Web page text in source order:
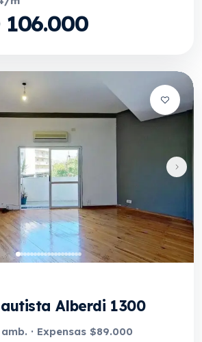
106.000
Alberdi 1300
amb. · Expensas $89.000